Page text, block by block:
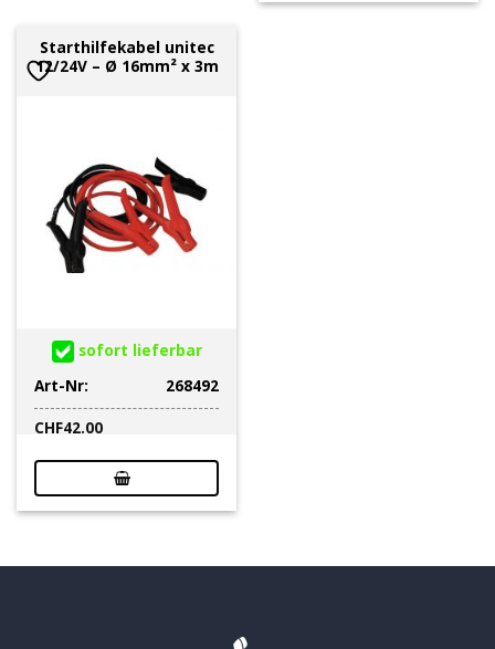
Starthilfekabel unitec
12/24V – Ø 16mm² x 3m
sofort lieferbar
Art-Nr:
268492
CHF42.00